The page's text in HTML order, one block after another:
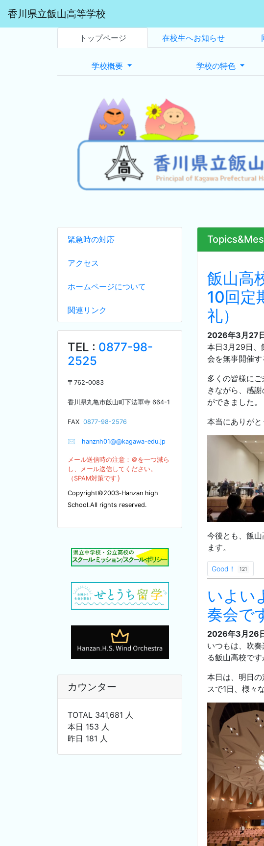
香川県立飯山高等学校
トップページ 在校生へお知らせ
学校概要 学校の特色
緊急時の対応
アクセス
ホームページについて
関連リンク
TEL : 0877-98-
2525
〒 762-0083
香川県丸亀市飯山町下法軍寺 664-1
FAX 0877-98-2576
✉ hanznh01@@kagawa-edu.jp
メール送信時の注意：＠を一つ減ら
し、メール送信してください。
（SPAM対策です ）
Copyright©2003‐Hanzan high
School.All rights reserved.
カウンター
TOTAL 341,681 人
本日 153 人
昨日 181 人
飯山高
10回定
礼）
2026年3月27
本日3月29日、
会を無事開催す
多くの皆様に
きながら、感
ができました。
本当にありがと
今後とも、飯
ます。
Good！ 121
いよい
奏会で
2026年3月26
いつもは、吹
る飯山高校で
本日は、明日
スで1日、様々